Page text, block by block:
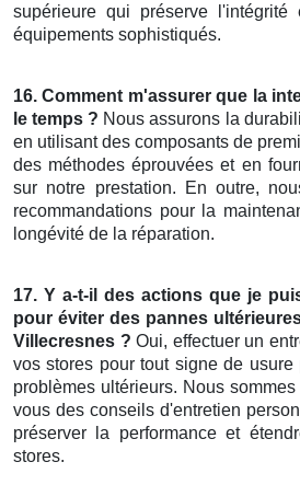
supérieure qui préserve
équipements sophistiqués.
16.Comment m'assurer que la
le temps ? Nous assurons la
en utilisant des composants de
des méthodes éprouvées et en
sur notre prestation. En outre,
recommandations pour la
longévité de la réparation.
17. Y a-t-il des actions que je
pour éviter des pannes
Villecresnes ? Oui, effectuer un
vos stores pour tout signe de
problèmes ultérieurs. Nous
vous des conseils d'entretien
préserver la performance et
stores.